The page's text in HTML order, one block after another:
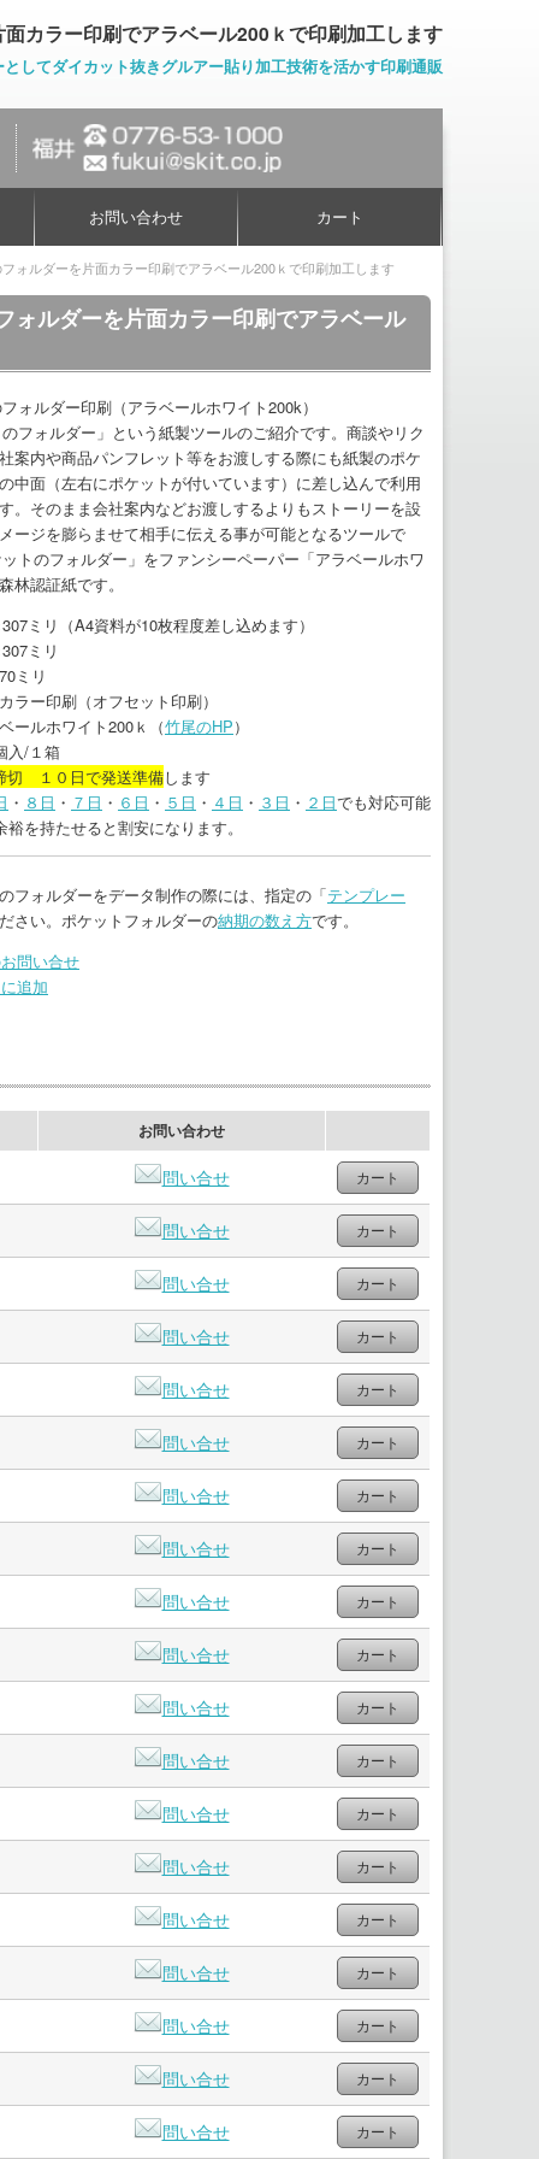
カラー印刷でアラベール200ｋで印刷加工します
してダイカット抜きグルアー貼り加工技術を活かす印刷通販
お問い合わせ カート
ォルダーを片面カラー印刷でアラベール200ｋで印刷加工します
ルダーを片面カラー印刷でアラベール
ォルダー印刷（アラベールホワイト200k）
フォルダー」という紙製ツールのご紹介です。商談やリク
案内や商品パンフレット等をお渡しする際にも紙製のポケ
中面（左右にポケットが付いています）に差し込んで利用
。そのまま会社案内などお渡しするよりもストーリーを設
ージを膨らませて相手に伝える事が可能となるツールで
トのフォルダー」をファンシーペーパー「アラベールホワ
林認証紙です。
ミリ（A4資料が10枚程度差し込めます）
ミリ
ミリ
ラー印刷（オフセット印刷）
ールホワイト200ｋ（竹尾のHP）
/１箱
切 １０日で発送準備します
・ ８日 ・ ７日 ・ ６日 ・ ５日 ・ ４日 ・ ３日 ・ ２日でも対応可能
を持たせると割安になります。
フォルダーをデータ制作の際には、指定の「テンプレー
さい。ポケットフォルダーの納期の数え方です。
問い合せ
追加
お問い合わせ
問い合せ
問い合せ
問い合せ
問い合せ
問い合せ
問い合せ
問い合せ
問い合せ
問い合せ
問い合せ
問い合せ
問い合せ
問い合せ
問い合せ
問い合せ
問い合せ
問い合せ
問い合せ
問い合せ